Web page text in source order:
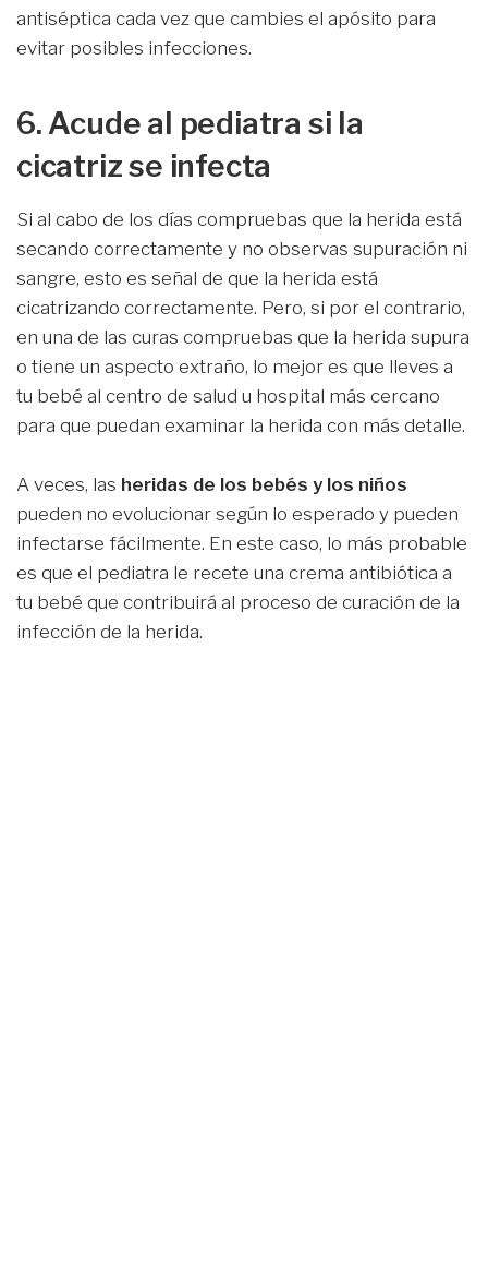
antiséptica cada vez que cambies el apósito para
evitar posibles infecciones.
6. Acude al pediatra si la
cicatriz se infecta
Si al cabo de los días compruebas que la herida está
secando correctamente y no observas supuración ni
sangre, esto es señal de que la herida está
cicatrizando correctamente. Pero, si por el contrario,
en una de las curas compruebas que la herida supura
o tiene un aspecto extraño, lo mejor es que lleves a
tu bebé al centro de salud u hospital más cercano
para que puedan examinar la herida con más detalle.
A veces, las heridas de los bebés y los niños
pueden no evolucionar según lo esperado y pueden
infectarse fácilmente. En este caso, lo más probable
es que el pediatra le recete una crema antibiótica a
tu bebé que contribuirá al proceso de curación de la
infección de la herida.